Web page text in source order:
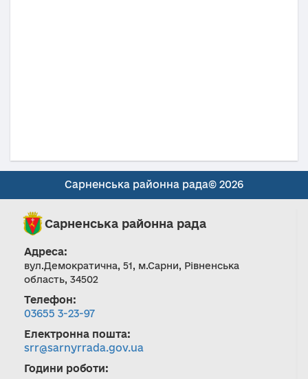
Сарненська районна рада© 2026
Сарненська районна рада
Адреса:
вул.Демократична, 51, м.Сарни, Рівненська
область, 34502
Телефон:
03655 3-23-97
Електронна пошта:
srr@sarnyrrada.gov.ua
Години роботи: